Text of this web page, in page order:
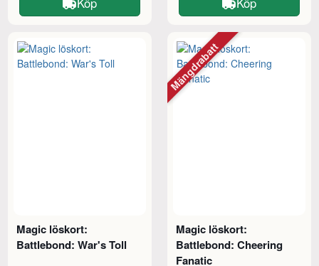
Magic löskort:
Battlebond: War's Toll
Magic löskort:
Battlebond: Cheering
Fanatic
Mängdrabatt